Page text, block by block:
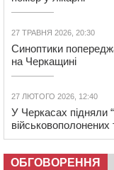
27 ТРАВНЯ 2026, 20:30
Синоптики
на Черкащині
27 ЛЮТОГО 2026, 12:40
У Черкасах підняли
військовополонених
ОБГОВОРЕННЯ